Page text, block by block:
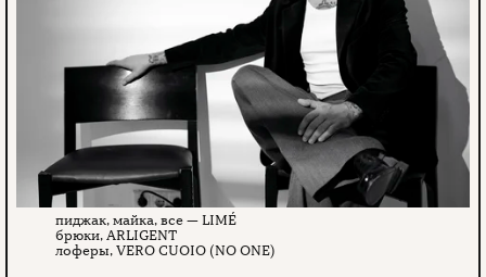
пиджак, майка, все — LIMÉ
брюки, ARLIGENT
лоферы, VERO CUOIO (NO ONE)